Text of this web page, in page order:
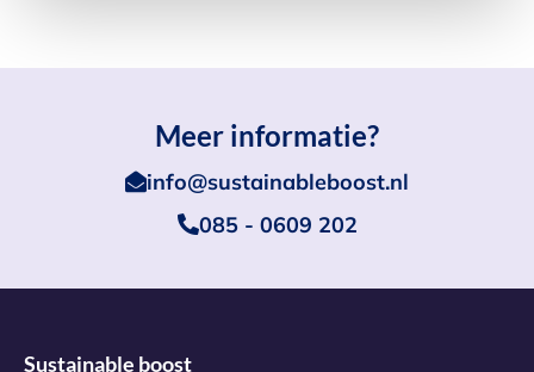
Meer informatie?
info@sustainableboost.nl
085 - 0609 202
Sustainable boost